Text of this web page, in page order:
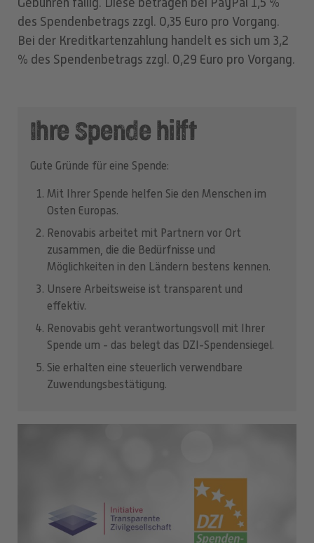
des Spendenbetrags zzgl. 0,35 Euro pro Vorgang.
Bei der Kreditkartenzahlung handelt es sich um 3,2
% des Spendenbetrags zzgl. 0,29 Euro pro Vorgang.
Ihre Spende hilft
Gute Gründe für eine Spende:
Mit Ihrer Spende helfen Sie den Menschen im
Osten Europas.
Renovabis arbeitet mit Partnern vor Ort
zusammen, die die Bedürfnisse und
Möglichkeiten in den Ländern bestens kennen.
Unsere Arbeitsweise ist transparent und
effektiv.
Renovabis geht verantwortungsvoll mit Ihrer
Spende um - das belegt das DZI-Spendensiegel.
Sie erhalten eine steuerlich verwendbare
Zuwendungsbestätigung.